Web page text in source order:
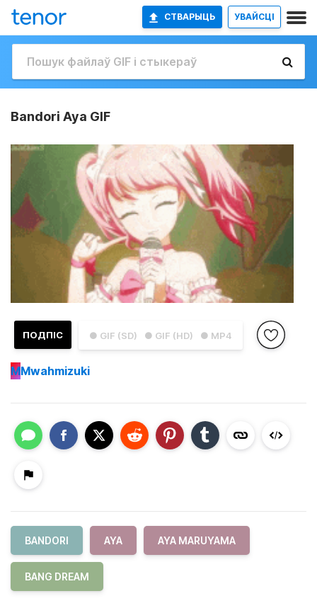
СТВАРЫЦЬ УВАЙСЦІ
Bandori Aya GIF
● GIF (SD) ● GIF (HD) ● MP4
ПОДПІС
MMwahmizuki
BANDORI AYA AYA MARUYAMA
BANG DREAM